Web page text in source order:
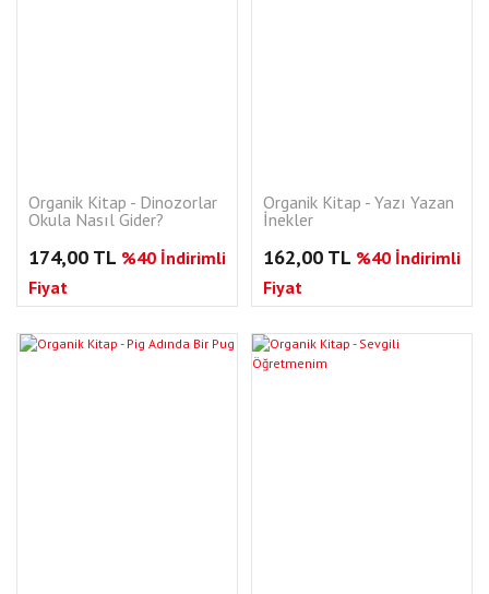
Organik Kitap - Dinozorlar
Okula Nasıl Gider?
174,00 TL %40 İndirimli
Fiyat
Organik Kitap - Yazı Yazan
İnekler
162,00 TL %40 İndirimli
Fiyat